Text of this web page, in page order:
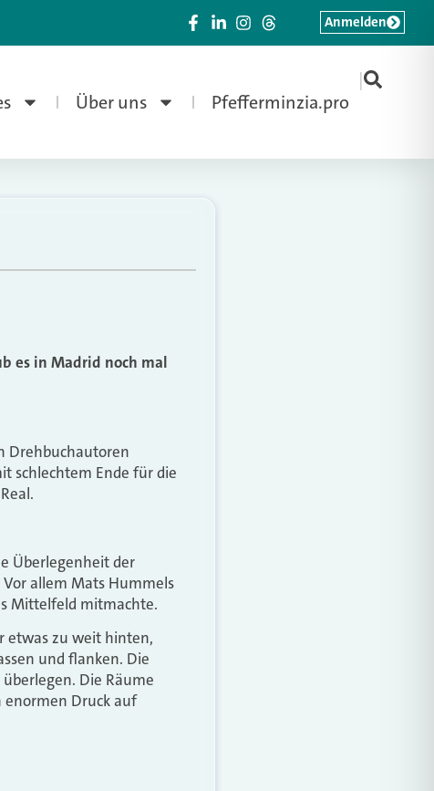
Über uns Pfefferminzia.pro
|
Anmelden
es in Madrid noch mal
Drehbuchautoren
schlechtem Ende für die
Überlegenheit der
allem Mats Hummels
Mittelfeld mitmachte.
etwas zu weit hinten,
und flanken. Die
Die Räume
enormen Druck auf